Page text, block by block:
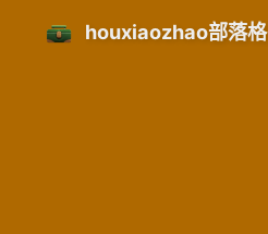
houxiaozhao部落格